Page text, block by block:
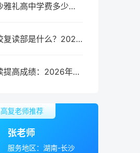
长沙雅礼高中学费多少？2026年最新收费标准及复读班费用详解
学校复读部是什么？2026年高中校内复读班与专业复读学校全方位对比指南
复读提高成绩：2026年高考复读生提分策略与科学规划全解析
高复老师推荐
张老师
服务地区：湖南-长沙